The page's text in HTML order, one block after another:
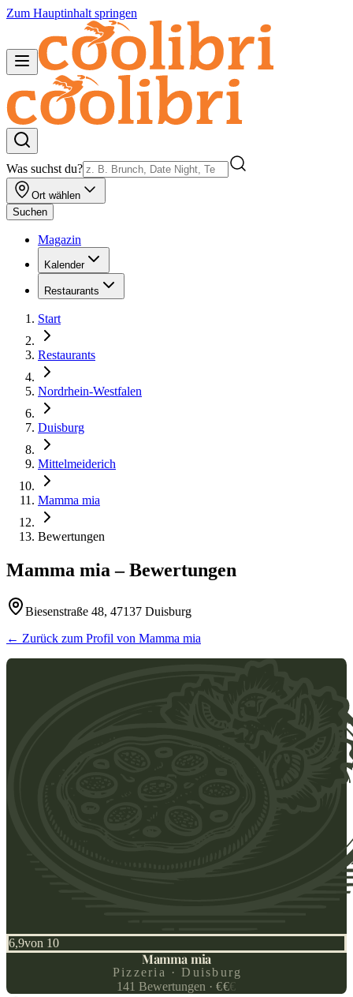
Zum Hauptinhalt springen
Was suchst du?
Ort wählen
Suchen
Magazin
Kalender
Restaurants
Start
Restaurants
Nordrhein-Westfalen
Duisburg
Mittelmeiderich
Mamma mia
Bewertungen
Mamma mia – Bewertungen
Biesenstraße 48, 47137 Duisburg
← Zurück zum Profil von Mamma mia
6,9von 10
Mamma mia
Pizzeria · Duisburg
141 Bewertungen ·€€€